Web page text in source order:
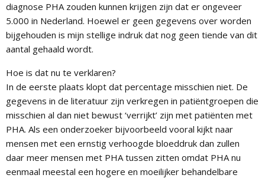
diagnose PHA zouden kunnen krijgen zijn dat er ongeveer
5.000 in Nederland. Hoewel er geen gegevens over worden
bijgehouden is mijn stellige indruk dat nog geen tiende van dit
aantal gehaald wordt.
Hoe is dat nu te verklaren?
In de eerste plaats klopt dat percentage misschien niet. De
gegevens in de literatuur zijn verkregen in patiëntgroepen die
misschien al dan niet bewust ‘verrijkt’ zijn met patiënten met
PHA. Als een onderzoeker bijvoorbeeld vooral kijkt naar
mensen met een ernstig verhoogde bloeddruk dan zullen
daar meer mensen met PHA tussen zitten omdat PHA nu
eenmaal meestal een hogere en moeilijker behandelbare